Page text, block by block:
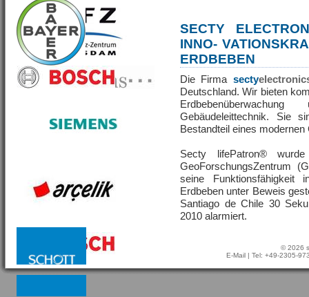
SECTY
INNO-
ERDBEBEN
Die Firma secty
Deutschland. Wir bieten
Gebäudeleittechnik. Sie
Bestandteil eines
Secty lifePatron®
GeoForschungsZentrum
seine Funktionsfähigkeit
Erdbeben unter Beweis
Santiago de Chile 30
2010 alarmiert.
© 2026
E-Mail | Tel: +49-2305-